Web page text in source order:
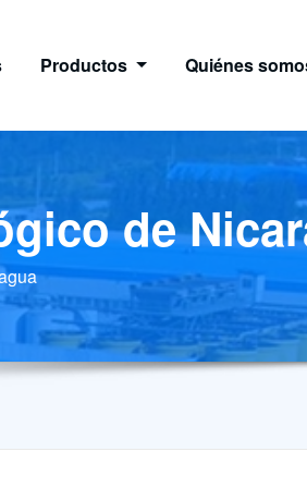
Productos Quiénes
de